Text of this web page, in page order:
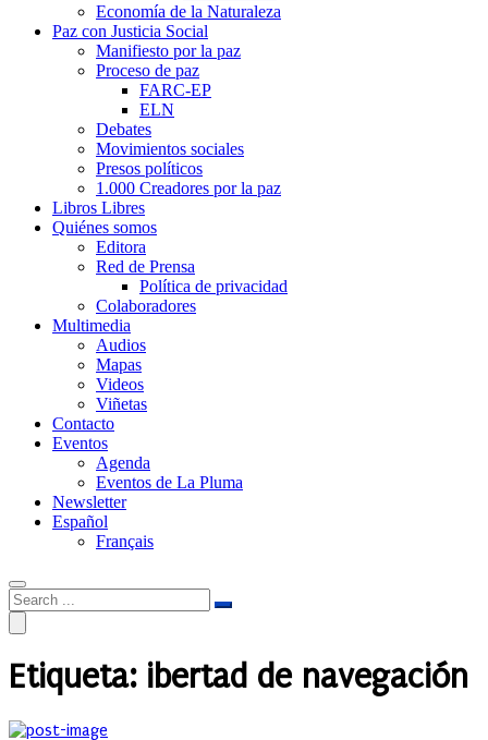
Economía de la Naturaleza
Paz con Justicia Social
Manifiesto por la paz
Proceso de paz
FARC-EP
ELN
Debates
Movimientos sociales
Presos políticos
1.000 Creadores por la paz
Libros Libres
Quiénes somos
Editora
Red de Prensa
Política de privacidad
Colaboradores
Multimedia
Audios
Mapas
Videos
Viñetas
Contacto
Eventos
Agenda
Eventos de La Pluma
Newsletter
Español
Français
Etiqueta: ibertad de navegación